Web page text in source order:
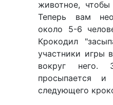
животное,
Теперь вам
около 5-6
Крокодил
участники игры
вокруг него.
просыпается и
следующего